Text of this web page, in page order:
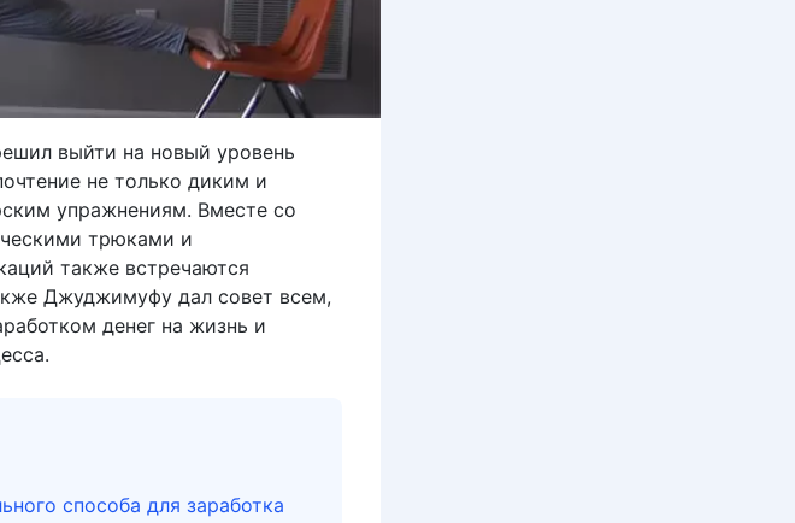
выйти на новый уровень
не только диким и
упражнениям. Вместе со
трюками и
также встречаются
Джуджимуфу дал совет всем,
денег на жизнь и
способа для заработка